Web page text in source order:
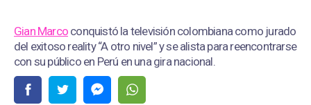
Gian Marco conquistó la televisión colombiana como jurado
del exitoso reality “A otro nivel” y se alista para reencontrarse
con su público en Perú en una gira nacional.